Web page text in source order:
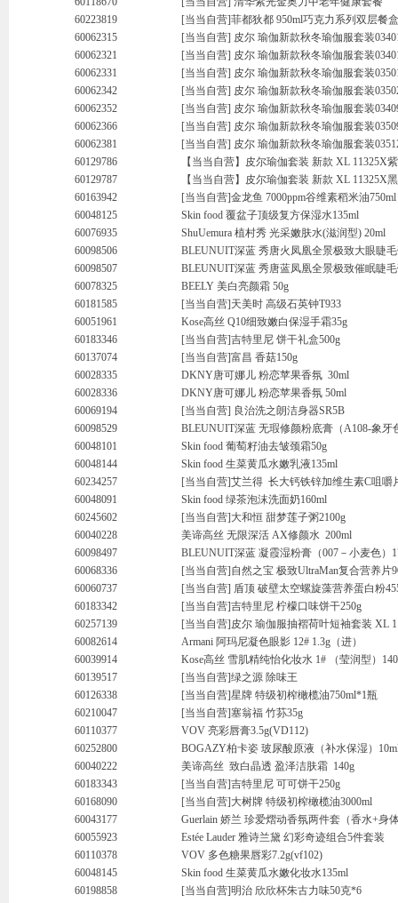
60223819
[当当自营]菲都狄都 950ml巧克力系列双层餐
60062315
[当当自营] 皮尔 瑜伽新款秋冬瑜伽服套装
60062321
[当当自营] 皮尔 瑜伽新款秋冬瑜伽服套装
60062331
[当当自营] 皮尔 瑜伽新款秋冬瑜伽服套装
60062342
[当当自营] 皮尔 瑜伽新款秋冬瑜伽服套装
60062352
[当当自营] 皮尔 瑜伽新款秋冬瑜伽服套装
60062366
[当当自营] 皮尔 瑜伽新款秋冬瑜伽服套装
60062381
[当当自营] 皮尔 瑜伽新款秋冬瑜伽服套装
60129786
【当当自营】皮尔瑜伽套装 新款 XL 11325X
60129787
【当当自营】皮尔瑜伽套装 新款 XL 11325X
60163942
[当当自营]金龙鱼 7000ppm谷维素稻米油750ml
60048125
Skin food 覆盆子顶级复方保湿水135ml
60076935
ShuUemura 植村秀 光采嫩肤水(滋润型) 20ml
60098506
BLEUNUIT深蓝 秀唐火凤凰全景极致大眼睫
60098507
BLEUNUIT深蓝 秀唐蓝凤凰全景极致催眠睫
60078325
BEELY 美白亮颜霜 50g
60181585
[当当自营]天美时 高级石英钟T933
60051961
Kose高丝 Q10细致嫩白保湿手霜35g
60183346
[当当自营]吉特里尼 饼干礼盒500g
60137074
[当当自营]富昌 香菇150g
60028335
DKNY唐可娜儿 粉恋苹果香氛 30ml
60028336
DKNY唐可娜儿 粉恋苹果香氛 50ml
60069194
[当当自营] 良治洗之朗洁身器SR5B
60098529
BLEUNUIT深蓝 无瑕修颜粉底膏（A108-象牙
60048101
Skin food 葡萄籽油去皱颈霜50g
60048144
Skin food 生菜黄瓜水嫩乳液135ml
60234257
[当当自营]艾兰得 长大钙铁锌加维生素C咀嚼
60048091
Skin food 绿茶泡沫洗面奶160ml
60245602
[当当自营]大和恒 甜梦莲子粥2100g
60040228
美谛高丝 无限深活 AX修颜水 200ml
60098497
BLEUNUIT深蓝 凝霞湿粉膏（007－小麦色）
60068336
[当当自营]自然之宝 极致UltraMan复合营养片
60060737
[当当自营] 盾顶 破壁太空螺旋藻营养蛋白粉
60183342
[当当自营]吉特里尼 柠檬口味饼干250g
60257139
[当当自营]皮尔 瑜伽服抽褶荷叶短袖套装 XL
60082614
Armani 阿玛尼凝色眼影 12# 1.3g（进）
60039914
Kose高丝 雪肌精纯怡化妆水 1# （莹润型）
60139517
[当当自营]绿之源 除味王
60126338
[当当自营]星牌 特级初榨橄榄油750ml*1瓶
60210047
[当当自营]塞翁福 竹荪35g
60110377
VOV 亮彩唇膏3.5g(VD112)
60252800
BOGAZY柏卡姿 玻尿酸原液（补水保湿）
60040222
美谛高丝 致白晶透 盈泽洁肤霜 140g
60183343
[当当自营]吉特里尼 可可饼干250g
60168090
[当当自营]大树牌 特级初榨橄榄油3000ml
60043177
Guerlain 娇兰 珍爱熠动香氛两件套（香水+身
60055923
Estée Lauder 雅诗兰黛 幻彩奇迹组合5件套装
60110378
VOV 多色糖果唇彩7.2g(vf102)
60048145
Skin food 生菜黄瓜水嫩化妆水135ml
60198858
[当当自营]明治 欣欣杯朱古力味50克*6